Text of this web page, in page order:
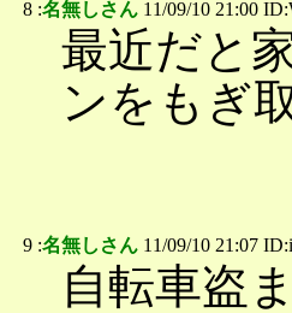
8 :名無しさん 11/09/10 21:00
最近だと
ンをもぎ
9 :名無しさん 11/09/10 21:07
自転車盗